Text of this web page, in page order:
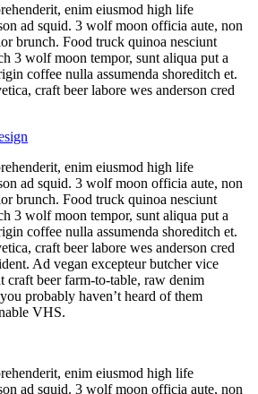
enim eiusmod high life
ad squid. 3 wolf moon officia aute, non
brunch. Food truck quinoa nesciunt
3 wolf moon tempor, sunt aliqua put a
coffee nulla assumenda shoreditch et.
craft beer labore wes anderson cred
enim eiusmod high life
ad squid. 3 wolf moon officia aute, non
brunch. Food truck quinoa nesciunt
3 wolf moon tempor, sunt aliqua put a
coffee nulla assumenda shoreditch et.
craft beer labore wes anderson cred
Ad vegan excepteur butcher vice
craft beer farm-to-table, raw denim
probably haven’t heard of them
VHS.
enim eiusmod high life
ad squid. 3 wolf moon officia aute, non